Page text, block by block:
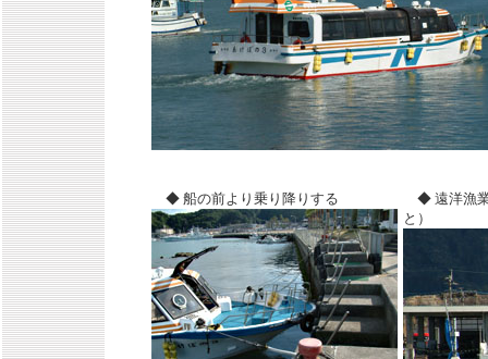
◆ 船の前より乗り降りする
◆ 遠洋漁業
と）